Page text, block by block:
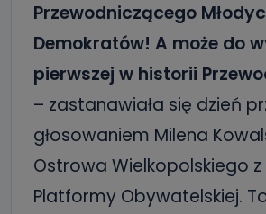
Przewodniczącego
Demokratów! A może do
pierwszej w historii
– zastanawiała się dzień
głosowaniem Milena
Ostrowa Wielkopolskiego
Platformy Obywatelskiej.